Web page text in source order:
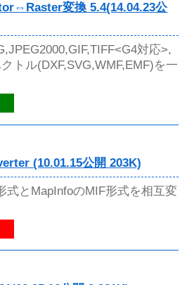
変換 5.4(14.04.23公
対応>,
トル(DXF,SVG,WMF,EMF)を一
(10.01.15公開 203K)
式とMapInfoのMIF形式を相互変